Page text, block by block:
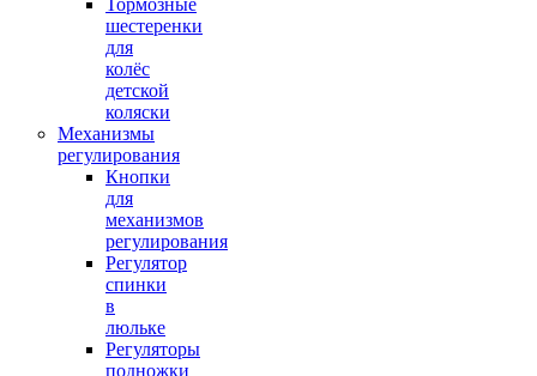
Тормозные
шестеренки
для
колёс
детской
коляски
Механизмы
регулирования
Кнопки
для
механизмов
регулирования
Регулятор
спинки
в
люльке
Регуляторы
подножки